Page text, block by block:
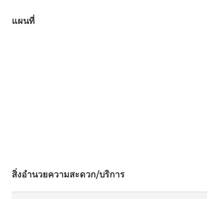
แผนที่
สิ่งอำนวยความสะดวก/บริการ